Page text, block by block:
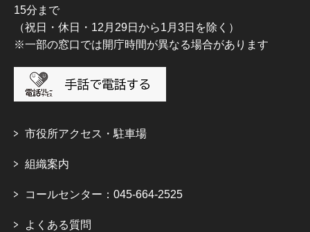
15分まで
（祝日・休日・12月29日から1月3日を除く）
※一部の窓口では開庁時間が異なる場合があります
市役所アクセス・駐車場
組織案内
コールセンター：045-664-2525
よくある質問